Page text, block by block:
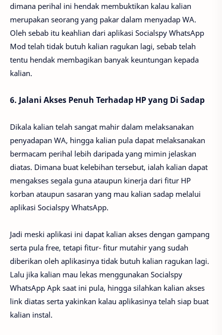
dimana perihal ini hendak membuktikan kalau kalian
merupakan seorang yang pakar dalam menyadap WA.
Oleh sebab itu keahlian dari aplikasi Socialspy WhatsApp
Mod telah tidak butuh kalian ragukan lagi, sebab telah
tentu hendak membagikan banyak keuntungan kepada
kalian.
6. Jalani Akses Penuh Terhadap HP yang Di Sadap
Dikala kalian telah sangat mahir dalam melaksanakan
penyadapan WA, hingga kalian pula dapat melaksanakan
bermacam perihal lebih daripada yang mimin jelaskan
diatas. Dimana buat kelebihan tersebut, ialah kalian dapat
mengakses segala guna ataupun kinerja dari fitur HP
korban ataupun sasaran yang mau kalian sadap melalui
aplikasi Socialspy WhatsApp.
Jadi meski aplikasi ini dapat kalian akses dengan gampang
serta pula free, tetapi fitur- fitur mutahir yang sudah
diberikan oleh aplikasinya tidak butuh kalian ragukan lagi.
Lalu jika kalian mau lekas menggunakan Socialspy
WhatsApp Apk saat ini pula, hingga silahkan kalian akses
link diatas serta yakinkan kalau aplikasinya telah siap buat
kalian instal.